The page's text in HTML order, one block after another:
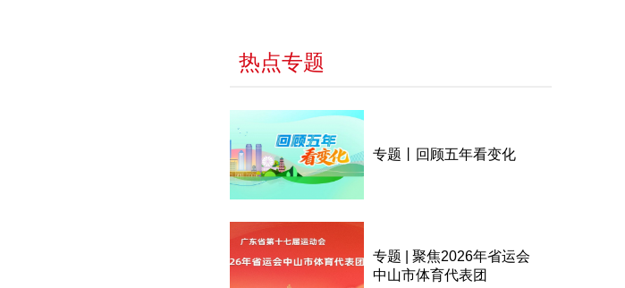
热点专题
专题丨回顾五年看变化
专题 | 聚焦2026年省运会
中山市体育代表团